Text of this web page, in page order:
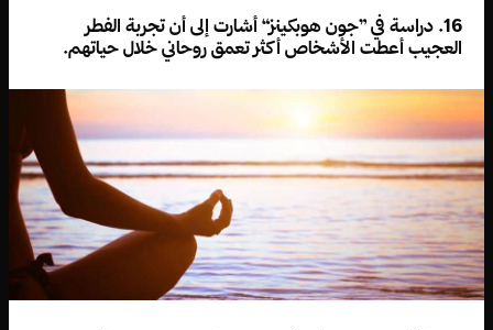
16. دراسة في ”جون هوبكينز“ أشارت إلى أن تجربة الفطر
العجيب أعطت الأشخاص أكثر تعمق روحاني خلال حياتهم.